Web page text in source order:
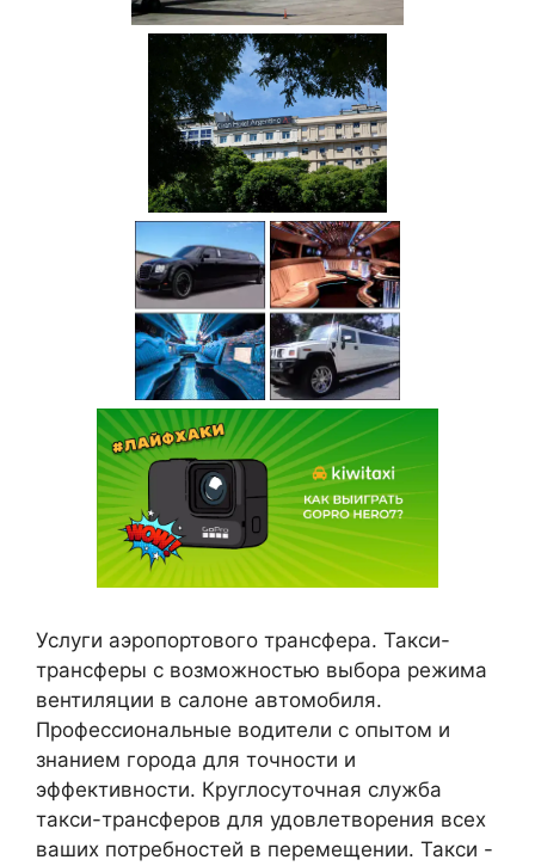
Услуги аэропортового трансфера. Такси-
трансферы с возможностью выбора режима
вентиляции в салоне автомобиля.
Профессиональные водители с опытом и
знанием города для точности и
эффективности. Круглосуточная служба
такси-трансферов для удовлетворения всех
ваших потребностей в перемещении. Такси -